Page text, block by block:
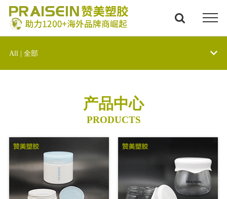
All | 全部
产品中心
PRODUCTS